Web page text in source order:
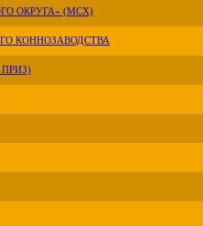
ОКРУГА» (МСХ)
КОННОЗАВОДСТВА